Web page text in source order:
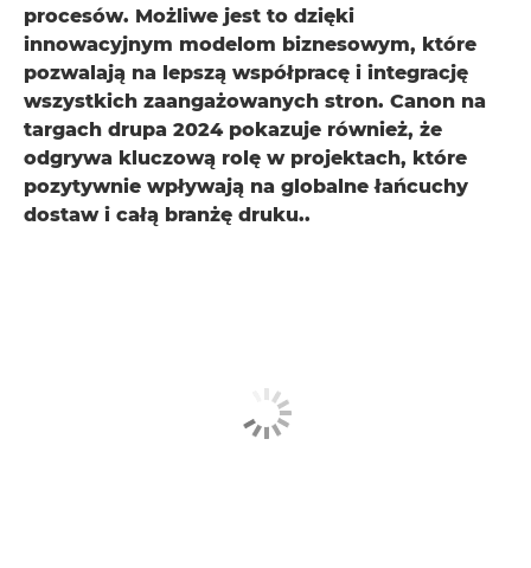
procesów. Możliwe jest to dzięki
innowacyjnym modelom biznesowym, które
pozwalają na lepszą współpracę i integrację
wszystkich zaangażowanych stron. Canon na
targach drupa 2024 pokazuje również, że
odgrywa kluczową rolę w projektach, które
pozytywnie wpływają na globalne łańcuchy
dostaw i całą branżę druku..